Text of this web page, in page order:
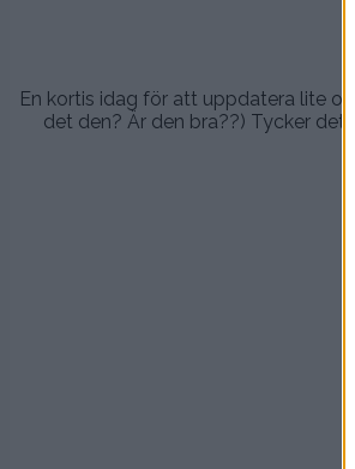
En kortis idag för att uppdatera lite
det den? Är den bra??) Tycker